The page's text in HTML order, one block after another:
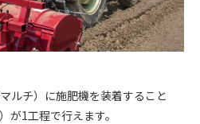
ルチ）に施肥機を装着すること
が1工程で行えます。